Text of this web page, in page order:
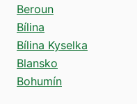
Beroun
Bílina
Bílina Kyselka
Blansko
Bohumín